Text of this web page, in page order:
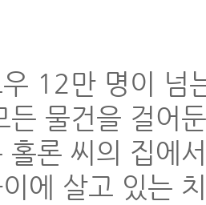
12만 명이 넘
든 물건을 걸어
홀론 씨의 집에
에 살고 있는